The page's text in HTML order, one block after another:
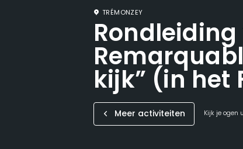
TRÉMONZEY
Rondleiding
kijk” (in het
Meer activiteiten Kijk je ogen